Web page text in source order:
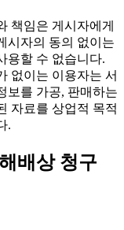
책임은 게시자에게
시자의 동의 없이는
용할 수 없습니다.
없이는 이용자는 서
보를 가공, 판매하는
자료를 상업적 목적
.
배상 청구